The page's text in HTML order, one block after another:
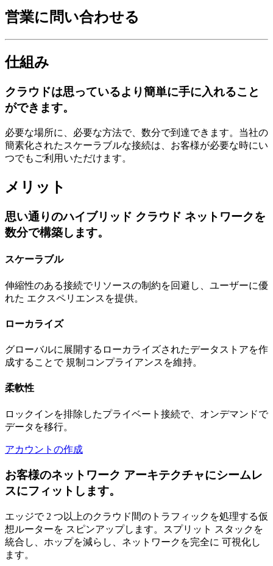
営業に問い合わせる
仕組み
クラウドは思っているより簡単に手に入れること
ができます。
必要な場所に、必要な方法で、数分で到達できます。当社の
簡素化されたスケーラブルな接続は、お客様が必要な時にい
つでもご利用いただけます。
メリット
思い通りのハイブリッド クラウド ネットワークを
数分で構築します。
スケーラブル
伸縮性のある接続でリソースの制約を回避し、ユーザーに優
れた エクスペリエンスを提供。
ローカライズ
グローバルに展開するローカライズされたデータストアを作
成することで 規制コンプライアンスを維持。
柔軟性
ロックインを排除したプライベート接続で、オンデマンドで
データを移行。
アカウントの作成
お客様のネットワーク アーキテクチャにシームレ
スにフィットします。
エッジで 2 つ以上のクラウド間のトラフィックを処理する仮
想ルーターを スピンアップします。スプリット スタックを
統合し、ホップを減らし、ネットワークを完全に 可視化し
ます。